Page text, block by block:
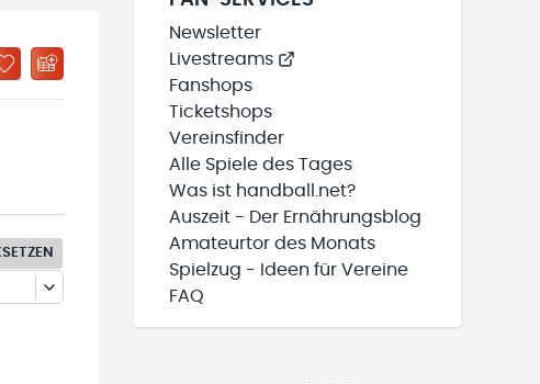
Newsletter
Livestreams
Fanshops
Ticketshops
Vereinsfinder
Alle Spiele des Tages
Was ist handball.net?
Auszeit - Der Ernährungsblog
Amateurtor des Monats
Spielzug - Ideen für Vereine
FAQ